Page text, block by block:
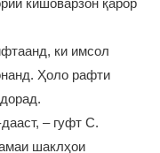
кишоварзон қарор
ки имсол
Ҳоло рафти
– гуфт С.
шаклҳои